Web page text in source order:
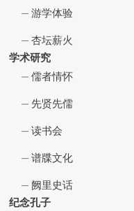
游学体验
杏坛薪火
学术研究
儒者情怀
先贤先儒
读书会
谱牒文化
阙里史话
纪念孔子